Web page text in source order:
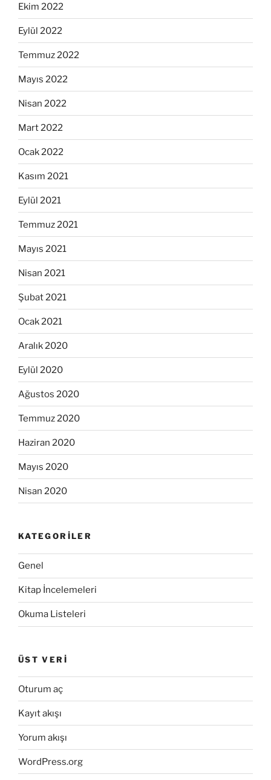
Ekim 2022
Eylül 2022
Temmuz 2022
Mayıs 2022
Nisan 2022
Mart 2022
Ocak 2022
Kasım 2021
Eylül 2021
Temmuz 2021
Mayıs 2021
Nisan 2021
Şubat 2021
Ocak 2021
Aralık 2020
Eylül 2020
Ağustos 2020
Temmuz 2020
Haziran 2020
Mayıs 2020
Nisan 2020
KATEGORILER
Genel
Kitap İncelemeleri
Okuma Listeleri
ÜST VERI
Oturum aç
Kayıt akışı
Yorum akışı
WordPress.org